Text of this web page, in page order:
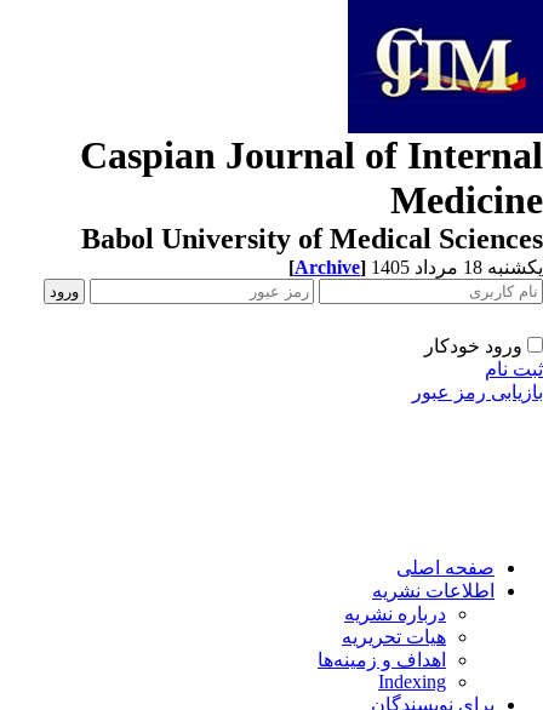
Caspian Journal of
Babol University of Medical
18 مرداد 1405 [Archive]
ورود خودکار
نام
رمز عبور
صفحه اصلی
اطلاعات نشریه
درباره نشریه
هیات تحریریه
اهداف و زمینه‌ها
Indexing
برای نویسندگان